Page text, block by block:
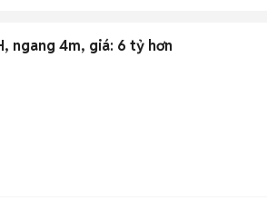
ngang 4m, giá: 6 tỷ hơn